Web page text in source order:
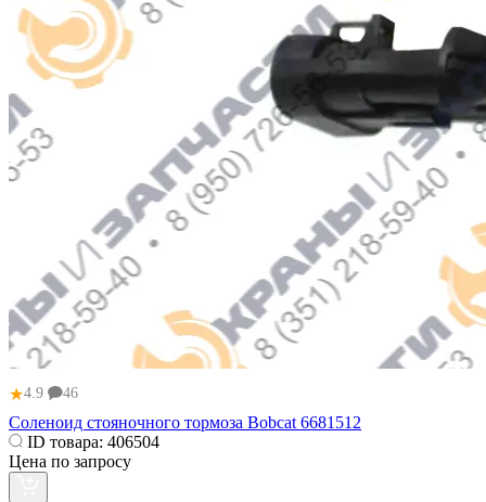
★4.9 46
Соленоид стояночного тормоза Bobcat 6681512
ID товара: 406504
Цена по запросу